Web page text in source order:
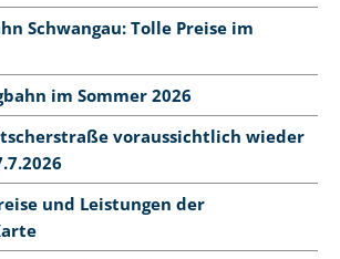
Schwangau: Tolle Preise im
im Sommer 2026
voraussichtlich wieder
und Leistungen der